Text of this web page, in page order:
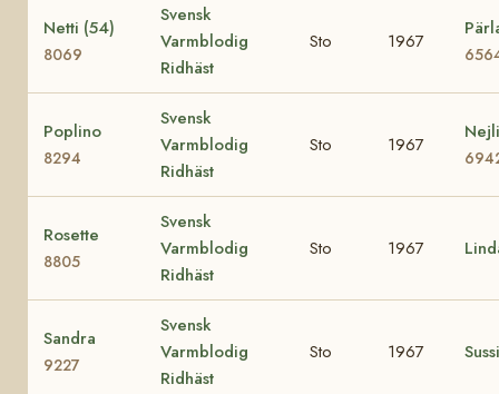
Netti (54)
8069
Svensk
Varmblodig
Ridhäst
Sto 1967
Poplino
8294
Svensk
Varmblodig
Ridhäst
Sto 1967
Rosette
8805
Svensk
Varmblodig
Ridhäst
Sto 1967
Sandra
9227
Svensk
Varmblodig
Ridhäst
Sto 1967